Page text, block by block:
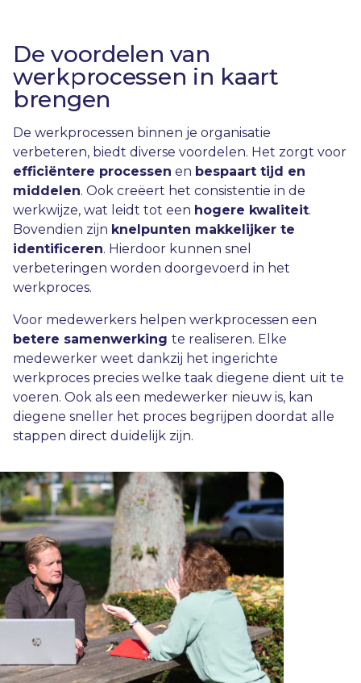
De voordelen van
werkprocessen in kaart
brengen
De werkprocessen binnen je organisatie
verbeteren, biedt diverse voordelen. Het zorgt voor
efficiëntere processen en bespaart tijd en
middelen. Ook creëert het consistentie in de
werkwijze, wat leidt tot een hogere kwaliteit.
Bovendien zijn knelpunten makkelijker te
identificeren. Hierdoor kunnen snel
verbeteringen worden doorgevoerd in het
werkproces.
Voor medewerkers helpen werkprocessen een
betere samenwerking te realiseren. Elke
medewerker weet dankzij het ingerichte
werkproces precies welke taak diegene dient uit te
voeren. Ook als een medewerker nieuw is, kan
diegene sneller het proces begrijpen doordat alle
stappen direct duidelijk zijn.